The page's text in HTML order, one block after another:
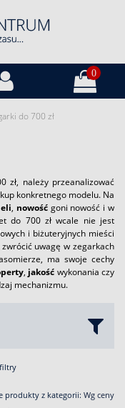
0
do 700 zł
zł, należy przeanalizować
konkretnego modelu. Na
, nowość goni nowość i w
do 700 zł wcale nie jest
i biżuteryjnych mieści
uwagę w zegarkach
ma swoje cechy
, jakość wykonania czy
mechanizmu.
produkty z kategorii: Wg ceny